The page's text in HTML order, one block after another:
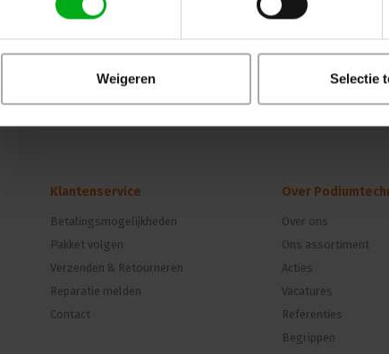
Weigeren Selectie
Klantenservice
Betalingsmogelijkheden
Pakket volgen
Verzenden & Retourneren
Reparatie melden
Contact
Over
Over ons
Ons assortiment
Acties
Vacatures
Referenties
Begrippen